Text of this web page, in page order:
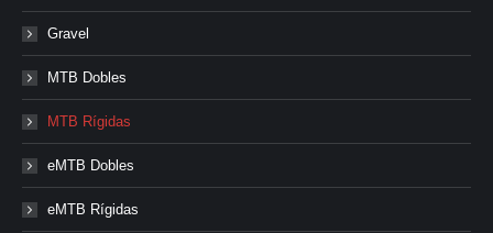
Gravel
MTB Dobles
MTB Rígidas
eMTB Dobles
eMTB Rígidas